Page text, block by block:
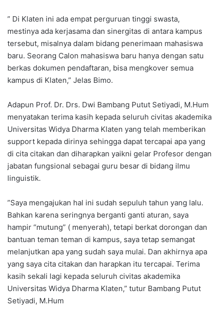
” Di Klaten ini ada empat perguruan tinggi swasta,
mestinya ada kerjasama dan sinergitas di antara kampus
tersebut, misalnya dalam bidang penerimaan mahasiswa
baru. Seorang Calon mahasiswa baru hanya dengan satu
berkas dokumen pendaftaran, bisa mengkover semua
kampus di Klaten,” Jelas Bimo.
Adapun Prof. Dr. Drs. Dwi Bambang Putut Setiyadi, M.Hum
menyatakan terima kasih kepada seluruh civitas akademika
Universitas Widya Dharma Klaten yang telah memberikan
support kepada dirinya sehingga dapat tercapai apa yang
di cita citakan dan diharapkan yaikni gelar Profesor dengan
jabatan fungsional sebagai guru besar di bidang ilmu
linguistik.
”Saya mengajukan hal ini sudah sepuluh tahun yang lalu.
Bahkan karena seringnya berganti ganti aturan, saya
hampir “mutung” ( menyerah), tetapi berkat dorongan dan
bantuan teman teman di kampus, saya tetap semangat
melanjutkan apa yang sudah saya mulai. Dan akhirnya apa
yang saya cita citakan dan harapkan itu tercapai. Terima
kasih sekali lagi kepada seluruh civitas akademika
Universitas Widya Dharma Klaten,” tutur Bambang Putut
Setiyadi, M.Hum